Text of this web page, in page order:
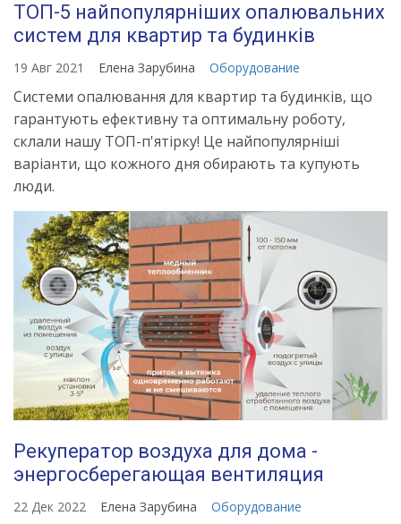
ТОП-5 найпопулярніших опалювальних
систем для квартир та будинків
19 Авг 2021 Елена Зарубина Оборудование
Системи опалювання для квартир та будинків, що
гарантують ефективну та оптимальну роботу,
склали нашу ТОП-п'ятірку! Це найпопулярніші
варіанти, що кожного дня обирають та купують
люди.
Рекуператор воздуха для дома -
энергосберегающая вентиляция
22 Дек 2022 Елена Зарубина Оборудование